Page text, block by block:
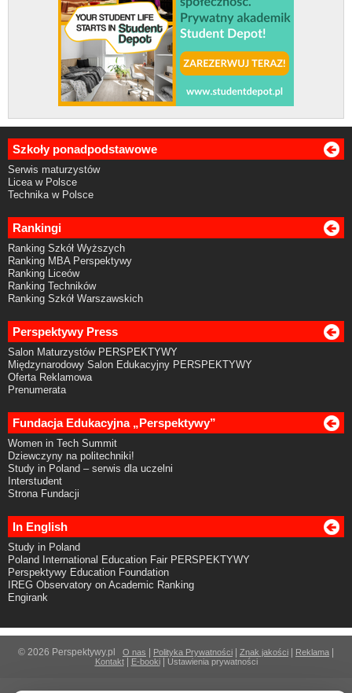
Szkoły ponadpodstawowe
Serwis maturzystów
Licea w Polsce
Technika w Polsce
Rankingi
Ranking Szkół Wyższych
Ranking MBA Perspektywy
Ranking Liceów
Ranking Techników
Ranking Szkół Warszawskich
Perspektywy Press
Salon Maturzystów PERSPEKTYWY
Międzynarodowy Salon Edukacyjny PERSPEKTYWY
Oferta Reklamowa
Prenumerata
Fundacja Edukacyjna „Perspektywy”
Women in Tech Summit
Dziewczyny na politechniki!
Study in Poland – serwis dla uczelni
Interstudent
Strona Fundacji
In English
Study in Poland
Poland International Education Fair PERSPEKTYWY
Perspektywy Education Foundation
IREG Observatory on Academic Ranking
Engirank
© 2026 Perspektywy.pl O nas Polityka Prywatności Znak jakości Reklama
Kontakt| E-booki| Ustawienia prywatności